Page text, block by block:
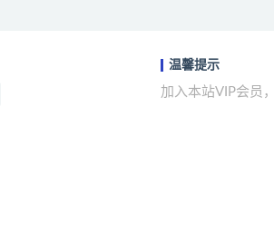
温馨提示
加入本站VIP会员